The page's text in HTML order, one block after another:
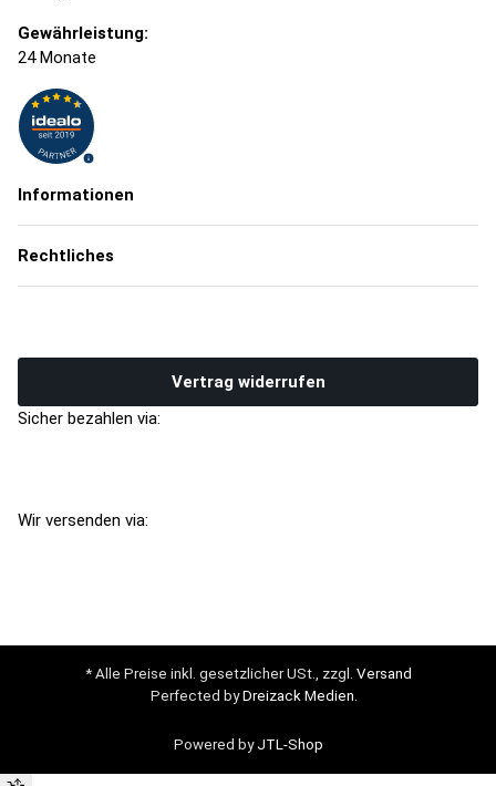
Gewährleistung:
24 Monate
Informationen
Rechtliches
Vertrag widerrufen
Sicher bezahlen via:
Wir versenden via:
* Alle Preise inkl. gesetzlicher USt., zzgl. Versand
Perfected byDreizack Medien
Powered by JTL-Shop